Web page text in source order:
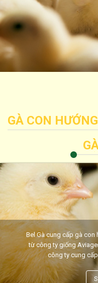
GÀ CON
Bel Gà cung cấp gà con
từ công ty giống
công ty cung